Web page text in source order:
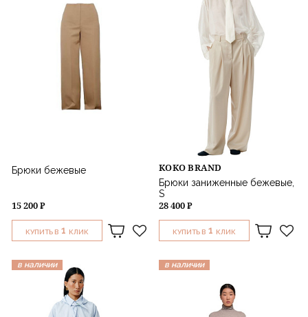
Брюки бежевые
15 200 ₽
КУПИТЬ В 1 КЛИК
KOKO BRAND
Брюки заниженные бежевые,
S
28 400 ₽
КУПИТЬ В 1 КЛИК
в наличии в наличии